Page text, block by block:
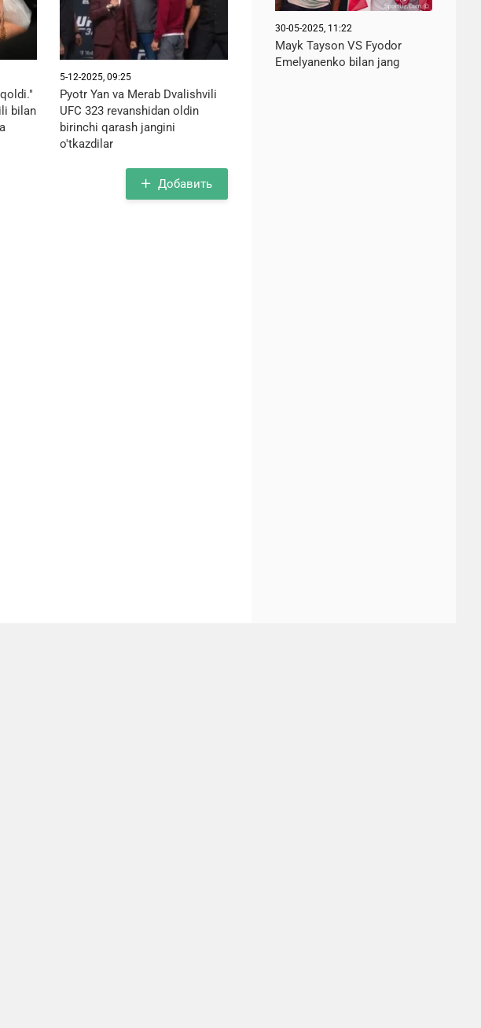
bilan
5-12-2025, 09:25
Pyotr Yan va Merab Dvalishvili
UFC 323 revanshidan oldin
birinchi qarash jangini
o'tkazdilar
Добавить
30-05-2025, 11:22
Mayk Tayson VS Fyodor
Emelyanenko bilan jang